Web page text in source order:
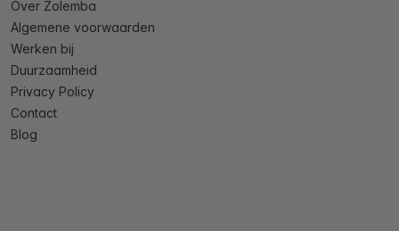
Over Zolemba
Algemene voorwaarden
Werken bij
Duurzaamheid
Privacy Policy
Contact
Blog